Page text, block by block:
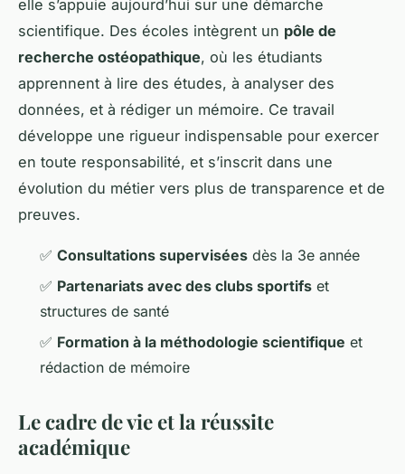
elle s’appuie aujourd’hui sur une démarche
scientifique. Des écoles intègrent un pôle de
recherche ostéopathique, où les étudiants
apprennent à lire des études, à analyser des
données, et à rédiger un mémoire. Ce travail
développe une rigueur indispensable pour exercer
en toute responsabilité, et s’inscrit dans une
évolution du métier vers plus de transparence et de
preuves.
✅ Consultations supervisées dès la 3e année
✅ Partenariats avec des clubs sportifs et
structures de santé
✅ Formation à la méthodologie scientifique et
rédaction de mémoire
Le cadre de vie et la réussite
académique